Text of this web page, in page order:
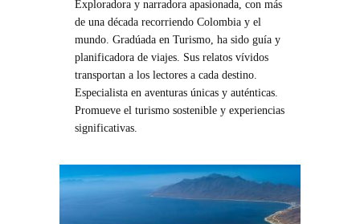
Exploradora y narradora apasionada, con más
de una década recorriendo Colombia y el
mundo. Gradúada en Turismo, ha sido guía y
planificadora de viajes. Sus relatos vívidos
transportan a los lectores a cada destino.
Especialista en aventuras únicas y auténticas.
Promueve el turismo sostenible y experiencias
significativas.